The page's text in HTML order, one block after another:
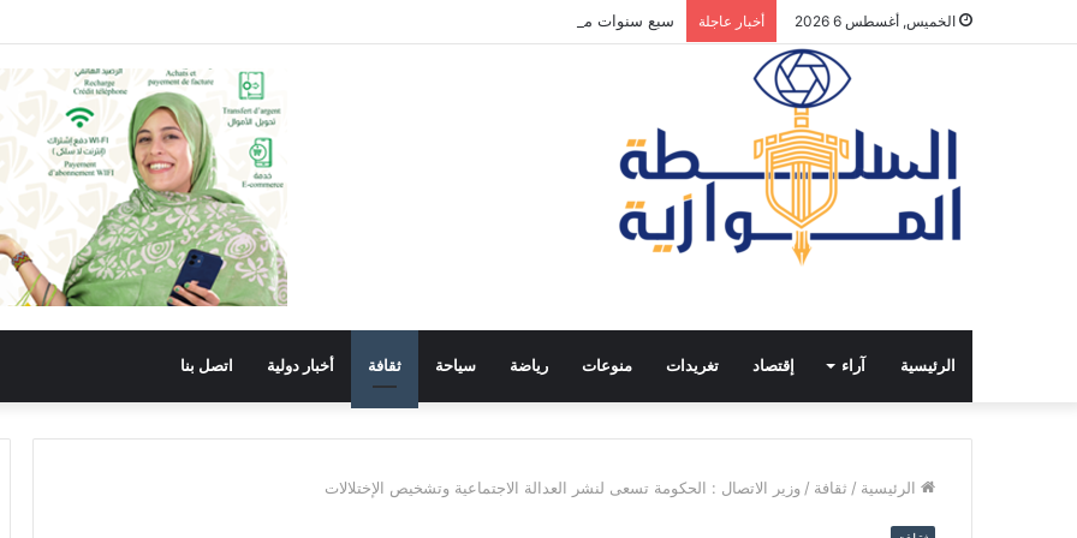
الخميس, أغسطس 6 2026 أخبار عاجلة سبع سنوات من الانفتاح والانجاز في خدمة الوطن والمواطن.
الرئيسية آراء إقتصاد تغريدات منوعات رياضة سياحة ثقافة أخبار دولية اتصل بنا
الرئيسية / ثقافة / وزير الاتصال : الحكومة تسعى لنشر العدالة الاجتماعية وتشخيص الإختلالات